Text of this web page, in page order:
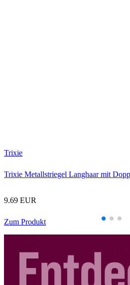
Trixie
Trixie Metallstriegel Langhaar mit
9.69 EUR
Zum Produkt